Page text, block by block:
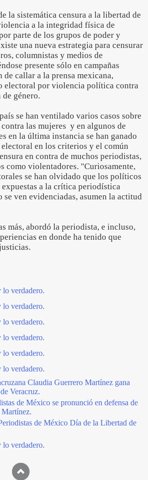
la sistemática censura a la libertad de
a la integridad física de
parte de los grupos de poder y
una nueva estrategia para censurar
columnistas y medios de
presente sólo en campañas
callar a la prensa mexicana,
electoral por violencia política contra
de género.
se han ventilado varios casos sobre
las mujeres y en algunos de
en la última instancia se han ganado
en los criterios y el común
en contra de muchos periodistas,
como violentadores. "Curiosamente,
se han olvidado que los políticos
a la crítica periodística
se ven evidenciadas, asumen la actitud
más, abordó la periodista, e incluso,
en donde ha tenido que
verdadero.
verdadero.
verdadero.
verdadero.
verdadero.
verdadero.
Claudia Guerrero Martínez gana
Veracruz.
de México se pronunció en defensa de
de México Día de la Libertad de
verdadero.